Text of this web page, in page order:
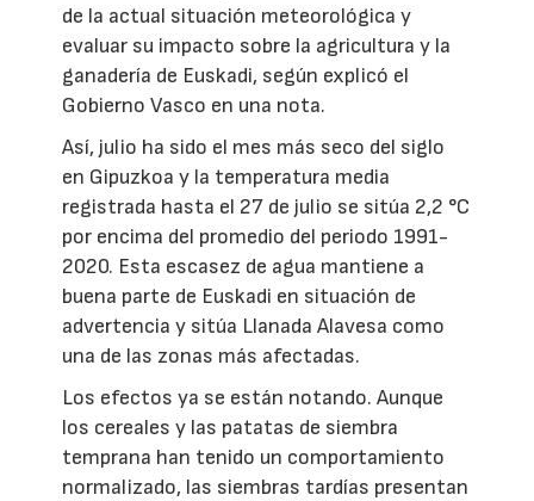
de la actual situación meteorológica y
evaluar su impacto sobre la agricultura y la
ganadería de Euskadi, según explicó el
Gobierno Vasco en una nota.
Así, julio ha sido el mes más seco del siglo
en Gipuzkoa y la temperatura media
registrada hasta el 27 de julio se sitúa 2,2 °C
por encima del promedio del periodo 1991-
2020. Esta escasez de agua mantiene a
buena parte de Euskadi en situación de
advertencia y sitúa Llanada Alavesa como
una de las zonas más afectadas.
Los efectos ya se están notando. Aunque
los cereales y las patatas de siembra
temprana han tenido un comportamiento
normalizado, las siembras tardías presentan